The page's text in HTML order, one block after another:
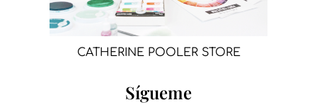
CATHERINE POOLER STORE
Sígueme